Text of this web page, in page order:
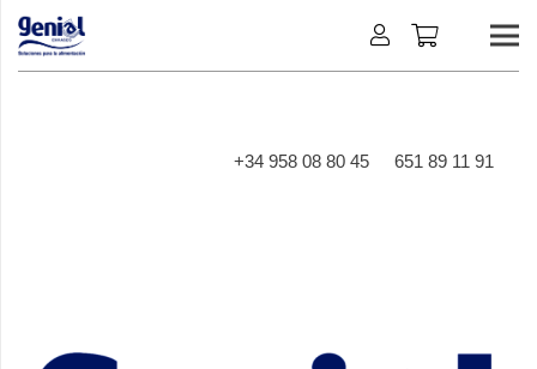
+34 958 08 80 45 651 89 11 91